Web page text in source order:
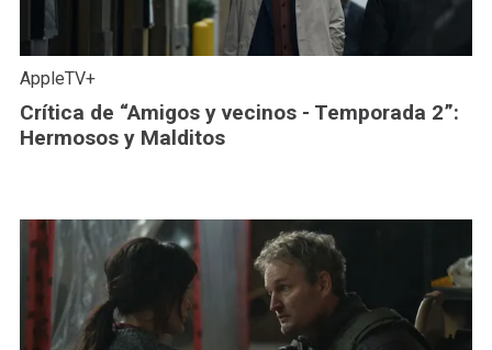
AppleTV+
Crítica de “Amigos y vecinos - Temporada 2”:
Hermosos y Malditos